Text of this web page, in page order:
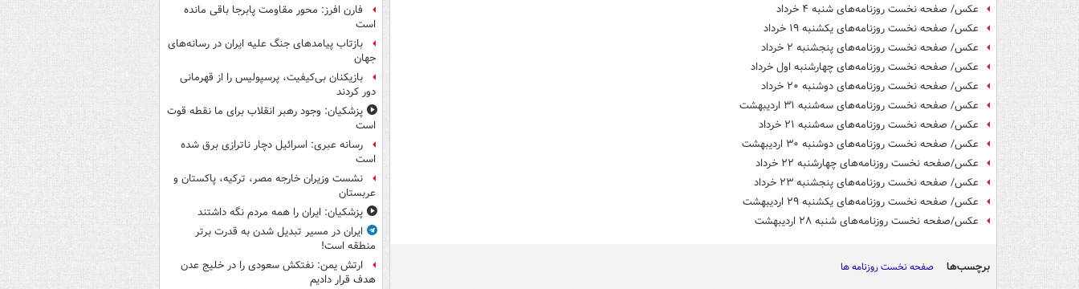
عکس/ صفحه نخست روزنامه‌های شنبه ۴ خرداد
عکس/ صفحه نخست روزنامه‌های یکشنبه ۱۹ خرداد
عکس/ صفحه نخست روزنامه‌های پنجشنبه ۲ خرداد
عکس/ صفحه نخست روزنامه‌های چهارشنبه اول خرداد
عکس/ صفحه نخست روزنامه‌های دوشنبه ۲۰ خرداد
عکس/ صفحه نخست روزنامه‌های سه‌شنبه ۳۱ اردیبهشت
عکس/ صفحه نخست روزنامه‌های سه‌شنبه ۲۱ خرداد
عکس/ صفحه نخست روزنامه‌های دوشنبه ۳۰ اردیبهشت
عکس/صفحه نخست روزنامه‌های چهارشنبه ۲۲ خرداد
عکس/ صفحه نخست روزنامه‌های پنجشنبه ۲۳ خرداد
عکس/ صفحه نخست روزنامه‌های یکشنبه ۲۹ اردیبهشت
عکس/صفحه نخست روزنامه‌های شنبه ۲۸ اردیبهشت
برچسب‌ها صفحه نخست روزنامه ها
فارن افرز: محور مقاومت پابرجا باقی مانده
است
بازتاب پیامدهای جنگ علیه ایران در رسانه‌های
جهان
بازیکنان بی‌کیفیت، پرسپولیس را از قهرمانی
دور کردند
پزشکیان: وجود رهبر انقلاب برای ما نقطه قوت
است
رسانه عبری: اسرائیل دچار ناترازی برق شده
است
نشست وزیران خارجه مصر، ترکیه، پاکستان و
عربستان
پزشکیان: ایران را همه مردم نگه داشتند
ایران در مسیر تبدیل شدن به قدرت برتر
منطقه است!
ارتش یمن: نفتکش سعودی را در خلیج عدن
هدف قرار دادیم